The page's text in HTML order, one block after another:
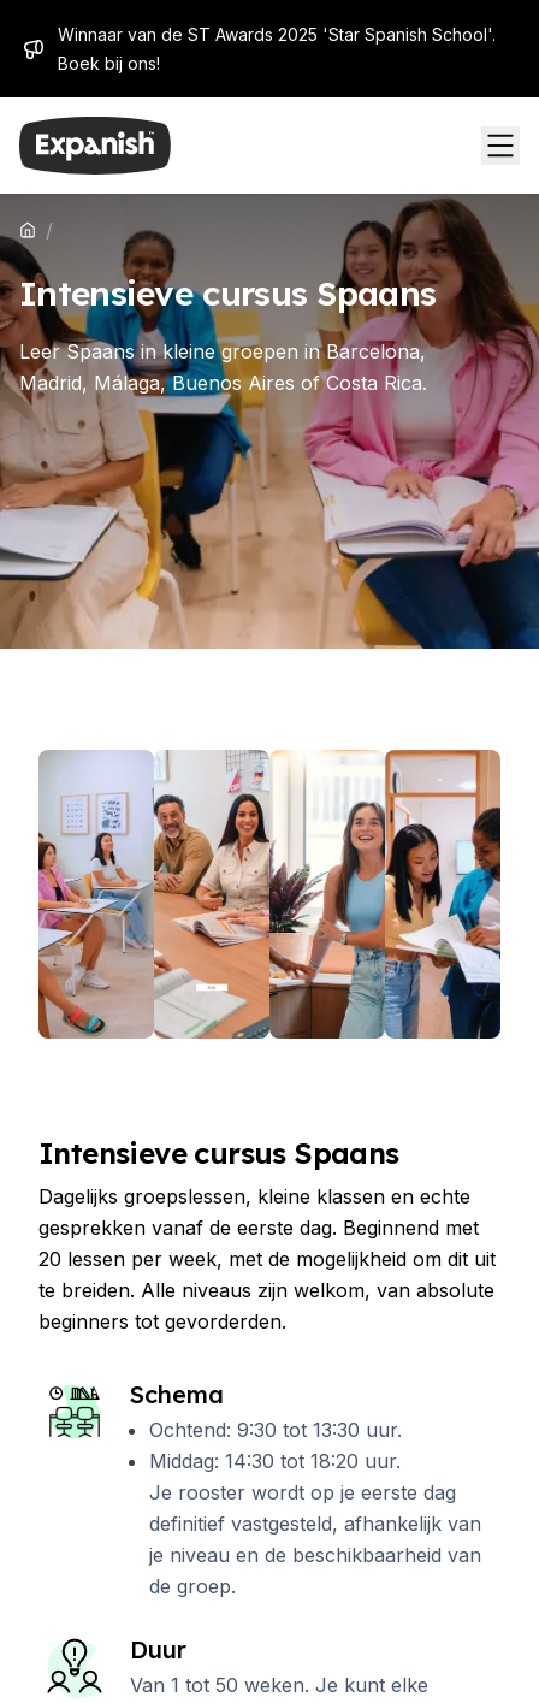
Winnaar van de ST Awards 2025 'Star Spanish School'.
Boek bij ons!
/
Intensieve cursus Spaans
Leer Spaans in kleine groepen in Barcelona, ​​
Madrid, Málaga, Buenos Aires of Costa Rica.
Intensieve cursus Spaans
Dagelijks groepslessen, kleine klassen en echte
gesprekken vanaf de eerste dag. Beginnend met
20 lessen per week, met de mogelijkheid om dit uit
te breiden. Alle niveaus zijn welkom, van absolute
beginners tot gevorderden.
Schema
Ochtend: 9:30 tot 13:30 uur.
Middag: 14:30 tot 18:20 uur.
Je rooster wordt op je eerste dag
definitief vastgesteld, afhankelijk van
je niveau en de beschikbaarheid van
de groep.
Duur
Van 1 tot 50 weken. Je kunt elke